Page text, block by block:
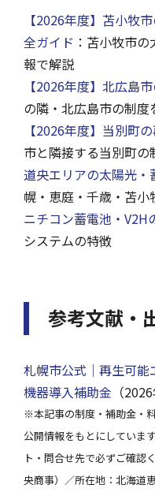
【2026年度】苫小牧
全ガイド ：苫小牧市
報で解説
【2026年度】北広島
の隣・北広島市の制度
【2026年度】当別町
市と隣接する当別町の
道央エリアの太陽光・
幌・恵庭・千歳・苫
ニチコン蓄電池・V2H
システムの特徴
参考文献・
札幌市公式｜再生可能
機器導入補助金 （
※本記事の制度・補助金・
公開情報をもとにしていま
ト・問合せ先で必ずご確認
央商事）／所在地：北海道